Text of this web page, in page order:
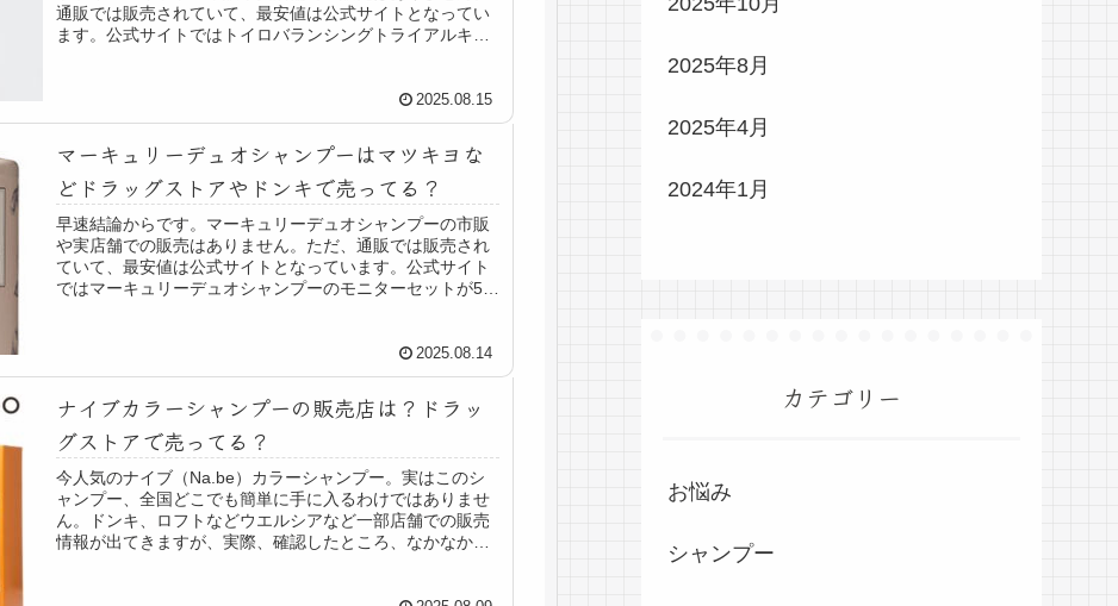
通販では販売されていて、最安値は公式サイトとなってい
ます。公式サイトではトイロバランシングトライアルキッ
2025.08.15
マーキュリーデュオシャンプーはマツキヨな
どドラッグストアやドンキで売ってる？
早速結論からです。マーキュリーデュオシャンプーの市販
や実店舗での販売はありません。ただ、通販では販売され
ていて、最安値は公式サイトとなっています。公式サイト
ではマーキュリーデュオシャンプーのモニターセットが5日
2025.08.14
ナイブカラーシャンプーの販売店は？ドラッ
グストアで売ってる？
今人気のナイブ（Na.be）カラーシャンプー。実はこのシ
ャンプー、全国どこでも簡単に手に入るわけではありませ
ん。ドンキ、ロフトなどウエルシアなど一部店舗での販売
情報が出てきますが、実際、確認したところ、なかなか実
2025年8月
2025年4月
2024年1月
カテゴリー
お悩み
シャンプー